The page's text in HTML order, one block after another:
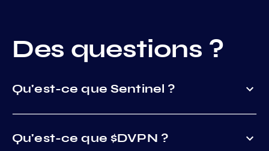
Des questions ?
Qu'est-ce que Sentinel ?
Qu'est-ce que $DVPN ?